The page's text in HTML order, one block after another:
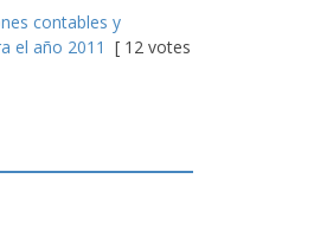
contables y
el año 2011 [ 12 votes